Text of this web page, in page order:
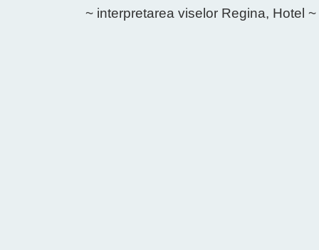
~ interpretarea viselor Regina, Hotel ~